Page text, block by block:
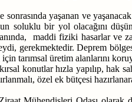
sonrasında yaşanan ve
soluklu bir yol olacağını
maddi fiziki hasarlar ve
gerekmektedir. Deprem
için tarımsal üretim alanlarını
konutlar hızla yapılıp, hak
özel ek bütçesi